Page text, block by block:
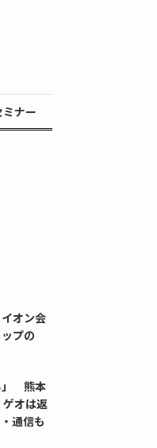
ナー
オン会
プの
」 熊本
オは返
通信も